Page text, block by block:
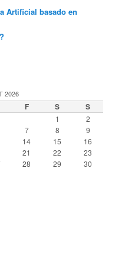
Artificial basado en
2026
F S S
1
2
7 8
9
14 15
16
21 22
23
28 29
30